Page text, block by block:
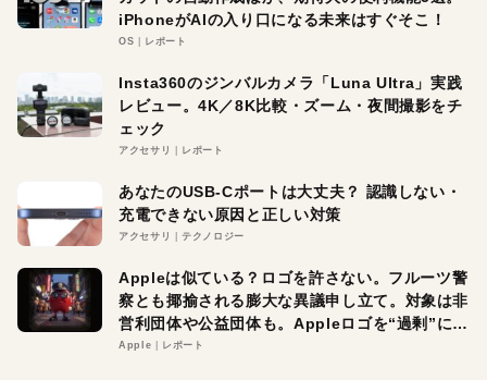
iPhoneがAIの入り口になる未来はすぐそこ！
OS レポート
Insta360のジンバルカメラ「Luna Ultra」実践
レビュー。4K／8K比較・ズーム・夜間撮影をチ
ェック
アクセサリ レポート
あなたのUSB-Cポートは大丈夫？ 認識しない・
充電できない原因と正しい対策
アクセサリ テクノロジー
Appleは似ている？ロゴを許さない。フルーツ警
察とも揶揄される膨大な異議申し立て。対象は非
営利団体や公益団体も。Appleロゴを“過剰”に守
る理由とは
Apple レポート